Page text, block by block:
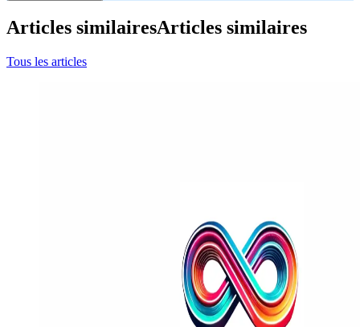
Articles similairesArticles similaires
Tous les articles